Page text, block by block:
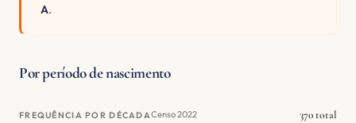
A.
Por período de nascimento
FREQUÊNCIA POR DÉCADACenso 2022 370 total